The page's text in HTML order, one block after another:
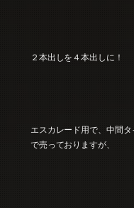
２本出しを４本出しに！
エスカレード用で、中間
で売っておりますが、